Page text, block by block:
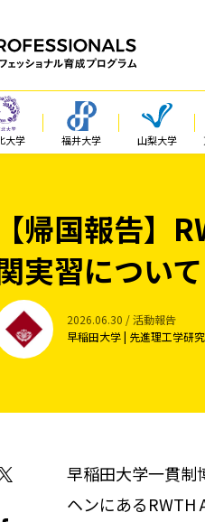
大学 福井大学 山梨大学
【帰国報告
実習について
2026.06.30 / 活動報告
早稲田大学 | 先進理工学
早稲田大学一貫制
ヘンにある